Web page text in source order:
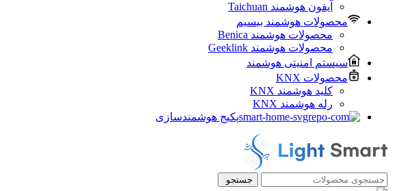
آیفون هوشمند Taichuan
محصولات هوشمند بیسیم
محصولات هوشمند Benica
محصولات هوشمند Geeklink
سیستم امنیتی هوشمند
محصولات KNX
کلید هوشمند KNX
رله هوشمند KNX
پکیج هوشمندسازی
جستجو